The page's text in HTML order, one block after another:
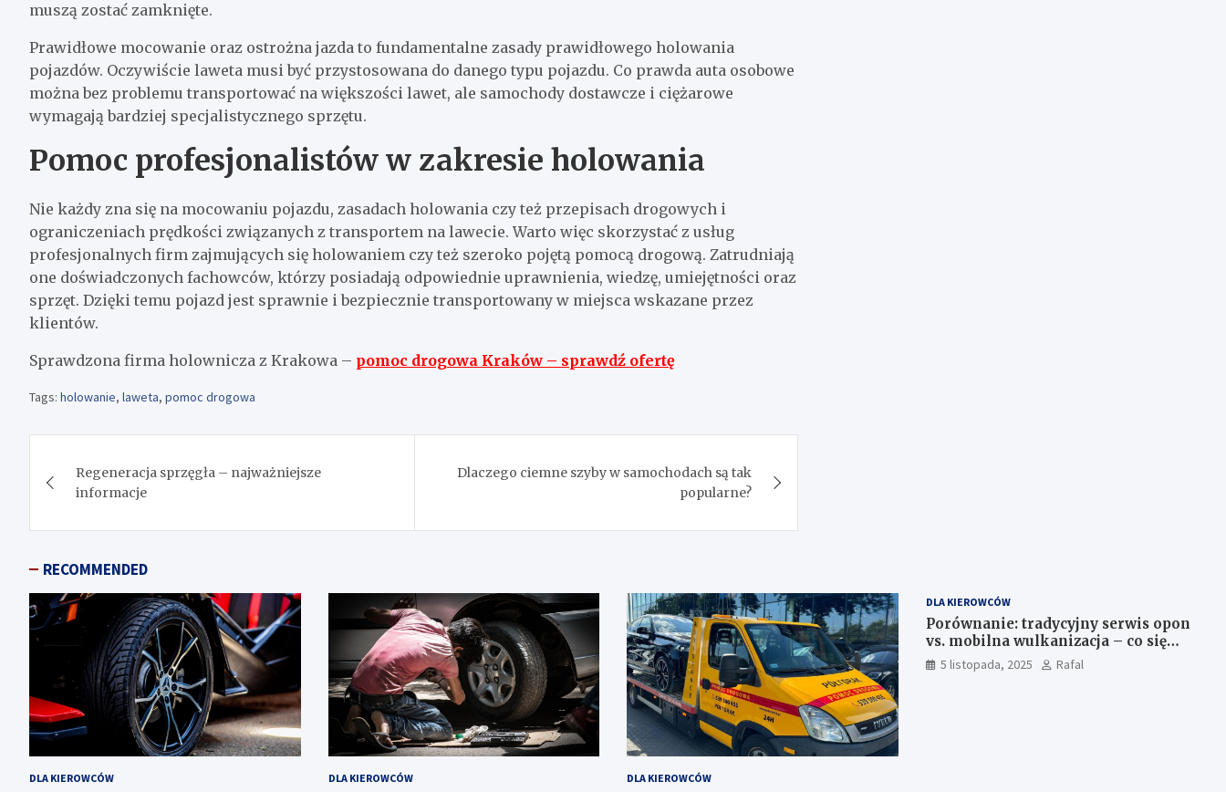
muszą zostać zamknięte.
Prawidłowe mocowanie oraz ostrożna jazda to fundamentalne zasady prawidłowego holowania
pojazdów. Oczywiście laweta musi być przystosowana do danego typu pojazdu. Co prawda auta osobowe
można bez problemu transportować na większości lawet, ale samochody dostawcze i ciężarowe
wymagają bardziej specjalistycznego sprzętu.
Pomoc profesjonalistów w zakresie holowania
Nie każdy zna się na mocowaniu pojazdu, zasadach holowania czy też przepisach drogowych i
ograniczeniach prędkości związanych z transportem na lawecie. Warto więc skorzystać z usług
profesjonalnych firm zajmujących się holowaniem czy też szeroko pojętą pomocą drogową. Zatrudniają
one doświadczonych fachowców, którzy posiadają odpowiednie uprawnienia, wiedzę, umiejętności oraz
sprzęt. Dzięki temu pojazd jest sprawnie i bezpiecznie transportowany w miejsca wskazane przez
klientów.
Sprawdzona firma holownicza z Krakowa – pomoc drogowa Kraków – sprawdź ofertę
Tags: holowanie, laweta, pomoc drogowa
wpisu
Regeneracja sprzęgła – najważniejsze
informacje
Dlaczego ciemne szyby w samochodach są tak
popularne?
RECOMMENDED
DLA KIEROWCÓW DLA KIEROWCÓW DLA KIEROWCÓW
DLA KIEROWCÓW
Porównanie: tradycyjny serwis opon
vs. mobilna wulkanizacja – co się
bardziej opłaca kierowcy w
Szczecinie?
5 listopada, 2025 Rafal